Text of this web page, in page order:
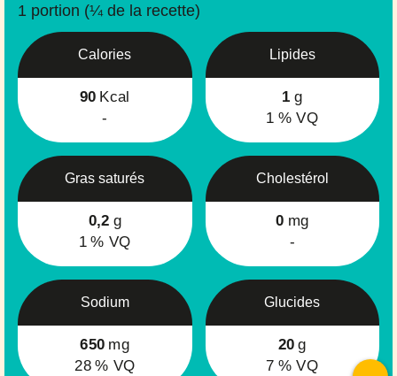
1 portion (¼ de la recette)
Calories
90 Kcal
-
Lipides
1 g
1 % VQ
Gras saturés
0,2 g
1 % VQ
Cholestérol
0 mg
-
Sodium
650 mg
28 % VQ
Glucides
20 g
7 % VQ